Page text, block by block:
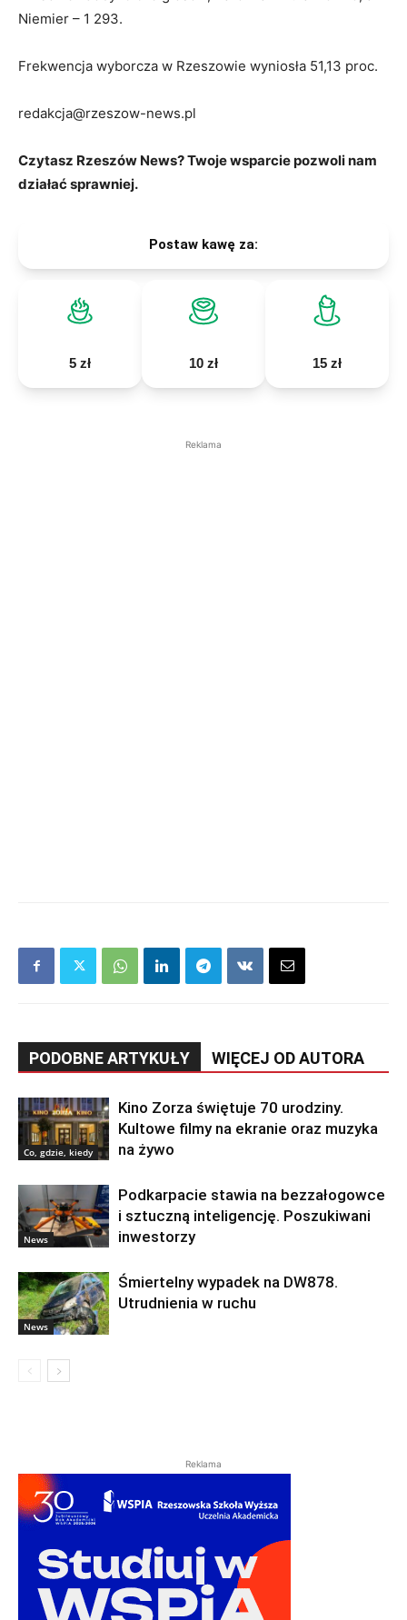
Niemier – 1 293.
Frekwencja wyborcza w Rzeszowie wyniosła 51,13 proc.
redakcja@rzeszow-news.pl
Czytasz Rzeszów News? Twoje wsparcie pozwoli nam
działać sprawniej.
Postaw kawę za:
5 zł 10 zł 15 zł
Reklama
PODOBNE ARTYKUŁY WIĘCEJ OD AUTORA
Co, gdzie, kiedy
Kino Zorza świętuje 70 urodziny.
Kultowe filmy na ekranie oraz muzyka
na żywo
News
Podkarpacie stawia na bezzałogowce
i sztuczną inteligencję. Poszukiwani
inwestorzy
News
Śmiertelny wypadek na DW878.
Utrudnienia w ruchu
Reklama